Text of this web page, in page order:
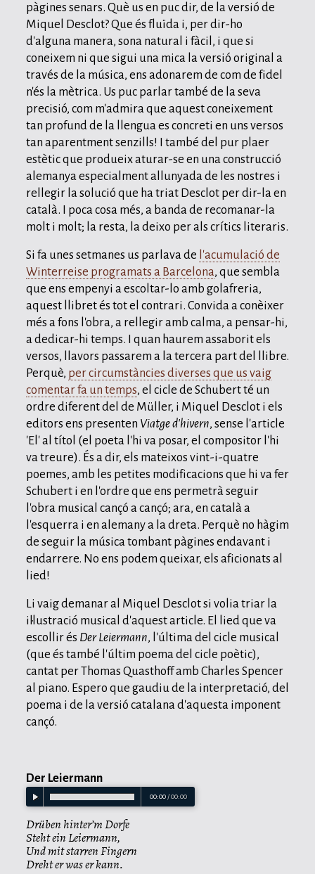
pàgines senars. Què us en puc dir, de la versió de
Miquel Desclot? Que és fluïda i, per dir-ho
d'alguna manera, sona natural i fàcil, i que si
coneixem ni que sigui una mica la versió original a
través de la música, ens adonarem de com de fidel
n'és la mètrica. Us puc parlar també de la seva
precisió, com m'admira que aquest coneixement
tan profund de la llengua es concreti en uns versos
tan aparentment senzills! I també del pur plaer
estètic que produeix aturar-se en una construcció
alemanya especialment allunyada de les nostres i
rellegir la solució que ha triat Desclot per dir-la en
català. I poca cosa més, a banda de recomanar-la
molt i molt; la resta, la deixo per als crítics literaris.
Si fa unes setmanes us parlava de l'acumulació de
Winterreise programats a Barcelona, que sembla
que ens empenyi a escoltar-lo amb golafreria,
aquest llibret és tot el contrari. Convida a conèixer
més a fons l'obra, a rellegir amb calma, a pensar-hi,
a dedicar-hi temps. I quan haurem assaborit els
versos, llavors passarem a la tercera part del llibre.
Perquè, per circumstàncies diverses que us vaig
comentar fa un temps, el cicle de Schubert té un
ordre diferent del de Müller, i Miquel Desclot i els
editors ens presenten Viatge d'hivern, sense l'article
'El' al títol (el poeta l'hi va posar, el compositor l'hi
va treure). És a dir, els mateixos vint-i-quatre
poemes, amb les petites modificacions que hi va fer
Schubert i en l'ordre que ens permetrà seguir
l'obra musical cançó a cançó; ara, en català a
l'esquerra i en alemany a la dreta. Perquè no hàgim
de seguir la música tombant pàgines endavant i
endarrere. No ens podem queixar, els aficionats al
lied!
Li vaig demanar al Miquel Desclot si volia triar la
il·lustració musical d'aquest article. El lied que va
escollir és Der Leiermann, l'última del cicle musical
(que és també l'últim poema del cicle poètic),
cantat per Thomas Quasthoff amb Charles Spencer
al piano. Espero que gaudiu de la interpretació, del
poema i de la versió catalana d'aquesta imponent
cançó.
Der Leiermann
00:00/00:00
Drüben hinter’m Dorfe
Steht ein Leiermann,
Und mit starren Fingern
Dreht er was er kann.